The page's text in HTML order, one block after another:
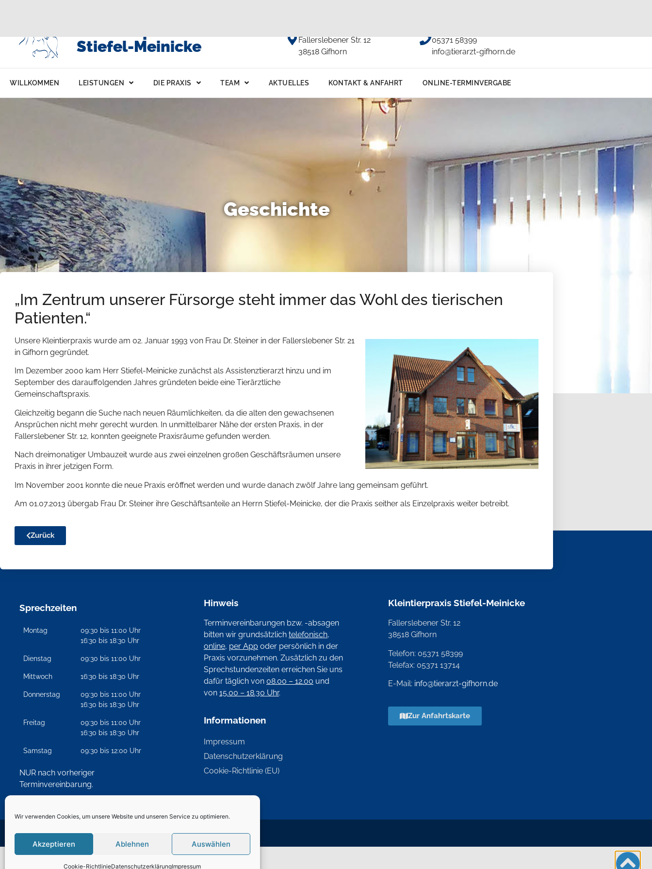
Wir verwenden Cookies, um unsere Website und unseren Service zu optimieren.
Stiefel-Meinicke
Fallerslebener Str. 12
38518 Gifhorn
05371 58399
info@tierarzt-gifhorn.de
WILLKOMMEN LEISTUNGEN DIE PRAXIS TEAM AKTUELLES KONTAKT & ANFAHRT ONLINE-TERMINVERGABE
Geschichte
„Im Zentrum unserer Fürsorge steht immer das Wohl des tierischen
Patienten.“
Unsere Kleintierpraxis wurde am 02. Januar 1993 von Frau Dr. Steiner in der Fallerslebener Str. 21
in Gifhorn gegründet.
Im Dezember 2000 kam Herr Stiefel-Meinicke zunächst als Assistenztierarzt hinzu und im
September des darauffolgenden Jahres gründeten beide eine Tierärztliche
Gemeinschaftspraxis.
Gleichzeitig begann die Suche nach neuen Räumlichkeiten, da die alten den gewachsenen
Ansprüchen nicht mehr gerecht wurden. In unmittelbarer Nähe der ersten Praxis, in der
Fallerslebener Str. 12, konnten geeignete Praxisräume gefunden werden.
Nach dreimonatiger Umbauzeit wurde aus zwei einzelnen großen Geschäftsräumen unsere
Praxis in ihrer jetzigen Form.
Im November 2001 konnte die neue Praxis eröffnet werden und wurde danach zwölf Jahre lang gemeinsam geführt.
Am 01.07.2013 übergab Frau Dr. Steiner ihre Geschäftsanteile an Herrn Stiefel-Meinicke, der die Praxis seither als Einzelpraxis weiter betreibt.
Zurück
Sprechzeiten
Montag
09:30 bis 11:00 Uhr
16:30 bis 18:30 Uhr
Dienstag 09:30 bis 11:00 Uhr
Mittwoch 16:30 bis 18:30 Uhr
Donnerstag
09:30 bis 11:00 Uhr
16:30 bis 18:30 Uhr
Freitag
09:30 bis 11:00 Uhr
16:30 bis 18:30 Uhr
Samstag 09:30 bis 12:00 Uhr
NUR nach vorheriger
Terminvereinbarung.
Hinweis
Terminvereinbarungen bzw. -absagen
bitten wir grundsätzlich telefonisch,
online, per Appoder persönlich in der
Praxis vorzunehmen. Zusätzlich zu den
Sprechstundenzeiten erreichen Sie uns
dafür täglich von 08.00 – 12.00 und
von 15.00 – 18.30 Uhr.
Informationen
Impressum
Datenschutzerklärung
Cookie-Richtlinie (EU)
Kleintierpraxis Stiefel-Meinicke
Fallerslebener Str. 12
38518 Gifhorn
Telefon: 05371 58399
Telefax: 05371 13714
E-Mail: info@tierarzt-gifhorn.de
Zur Anfahrtskarte
Kleintierpraxis Stiefel-Meinicke